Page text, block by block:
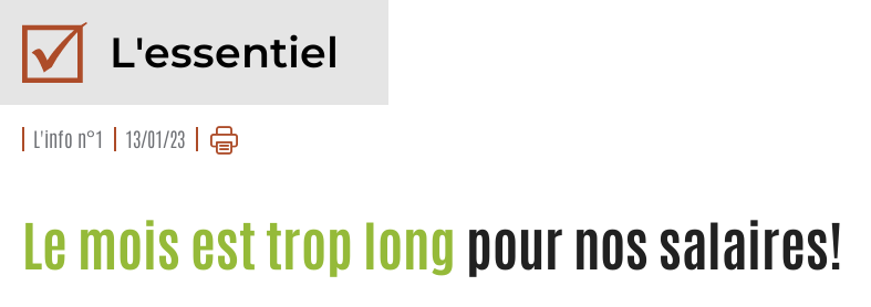
L'essentiel
L'info n°1 13/01/23
Le mois est trop long pour nos salaires!